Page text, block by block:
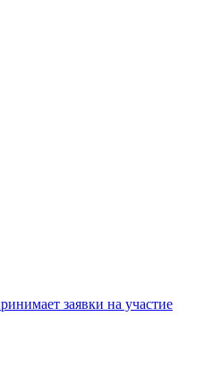
заявки на участие